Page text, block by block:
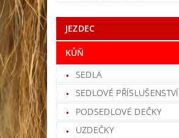
JEZDEC
KŮŇ
SEDLA
SEDLOVÉ PŘÍSLUŠENSTVÍ
PODSEDLOVÉ DEČKY
UZDEČKY